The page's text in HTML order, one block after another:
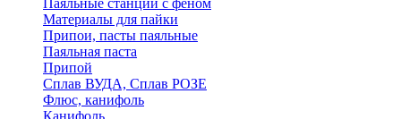
Паяльные станции с феном
Материалы для пайки
Припои, пасты паяльные
Паяльная паста
Припой
Сплав ВУДА, Сплав РОЗЕ
Флюс, канифоль
Канифоль